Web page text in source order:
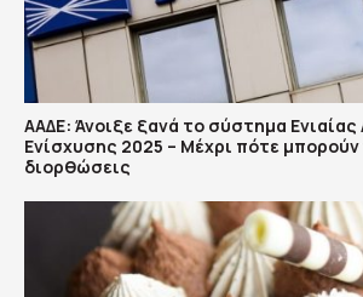
ΑΑΔΕ: Άνοιξε ξανά το σύστημα Ενιαίας
Ενίσχυσης 2025 – Μέχρι πότε μπορούν
διορθώσεις